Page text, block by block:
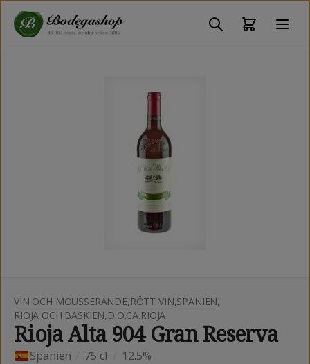
VIN OCH MOUSSERANDE,RÖTT VIN,SPANIEN,
RIOJA OCH BASKIEN,D.O.CA.RIOJA
Rioja Alta 904 Gran Reserva
Spanien 75 cl 12.5%